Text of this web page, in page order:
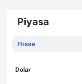
Piyasa
Hisse
Dolar